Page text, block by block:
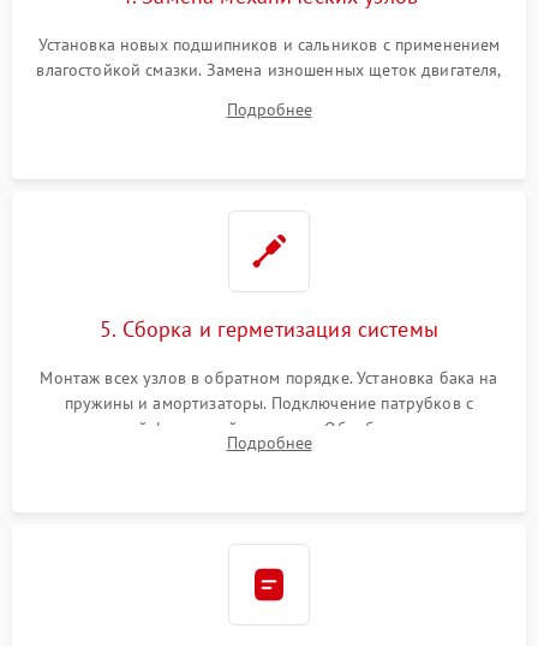
Установка новых подшипников и сальников с применением
влагостойкой смазки. Замена изношенных щеток двигателя,
или поврежденной резиновой манжеты.
Подробнее
5. Сборка и герметизация системы
Монтаж всех узлов в обратном порядке. Установка бака на
пружины и амортизаторы. Подключение патрубков с
надежной фиксацией хомутами. Обработка стыков
герметиком для предотвращения возможных протечек воды.
Подробнее